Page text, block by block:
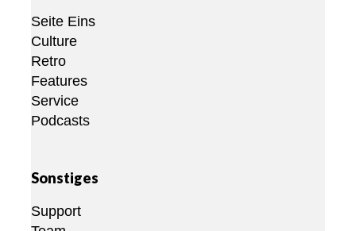
Seite Eins
Culture
Retro
Features
Service
Podcasts
Sonstiges
Support